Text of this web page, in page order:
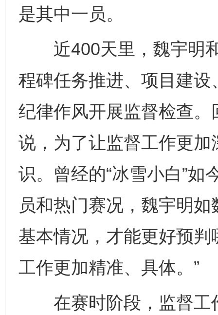
是其中一员。
近400天里，魏宇明和
程碑任务推进、项目建
纪律作风开展监督检查
说，为了让监督工作更
识。曾经的“冰雪小白”如
员和热门赛况，魏宇明
基本情况，才能更好预
工作更加精准、具体。”
在赛时阶段，监督工